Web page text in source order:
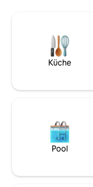
Nationaler bist, Pitaya
ein, dich zu
zu tanken und St.
Grenadinen in deinem
Küche
Pool